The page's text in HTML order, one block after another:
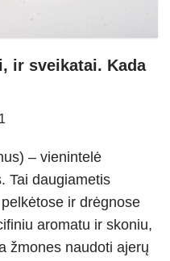
ir sveikatai. Kada
– vienintelė
Tai daugiametis
ir drėgnose
aromatu ir skoniu,
žmones naudoti ajerų